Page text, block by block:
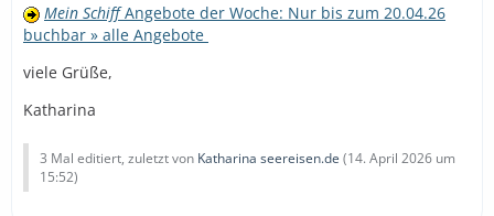
Mein SchiffAngebote der Woche: Nur bis zum 20.04.26
buchbar » alle Angebote
viele Grüße,
Katharina
3 Mal editiert, zuletzt von Katharina seereisen.de (14. April 2026 um
15:52)